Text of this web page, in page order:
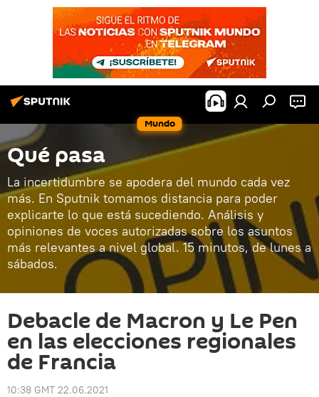
Mundo
Qué pasa
La incertidumbre se apodera del mundo cada vez
más. En Sputnik tomamos distancia para poder
explicarte lo que está sucediendo. Análisis y
opiniones de voces autorizadas sobre los asuntos
más relevantes a nivel global. 15 minutos, de lunes a
sábados.
Debacle de Macron y Le Pen
en las elecciones regionales
de Francia
10:38 GMT 22.06.2021